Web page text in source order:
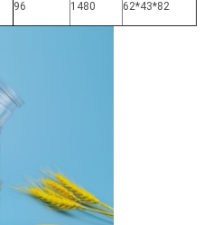
96 1480 62*43*82